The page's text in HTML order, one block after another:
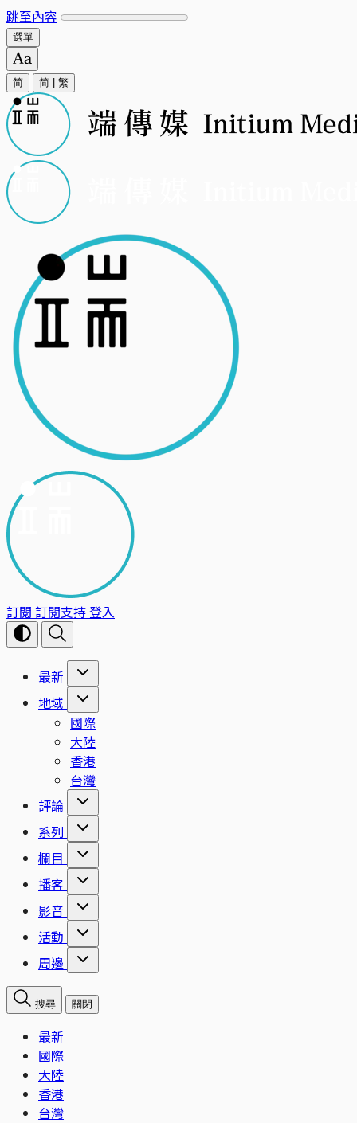
跳至內容
選單
简 简 繁
訂閱 訂閱支持登入
最新
地域
國際
大陸
香港
台灣
評論
系列
欄目
播客
影音
活動
周邊
搜尋 關閉
最新
國際
大陸
香港
台灣